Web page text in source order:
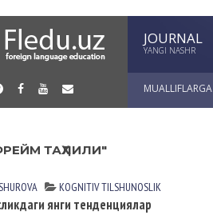
JOURNAL
YANGI NASHR
MUALLIFLARGA
ТАҲЛИЛИ"
KOGNITIV TILSHUNOSLIK
янги тенденциялар